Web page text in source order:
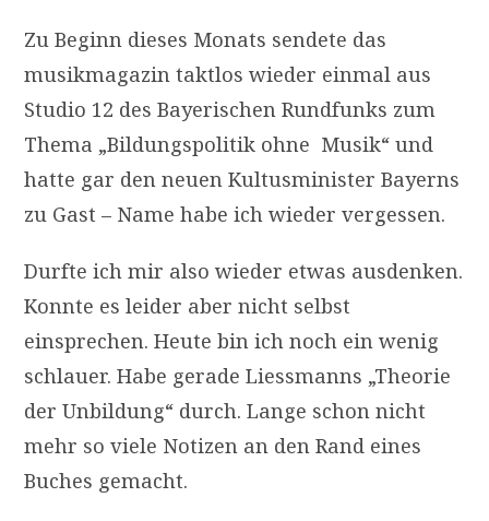
Zu Beginn dieses Monats sendete das
musikmagazin taktlos wieder einmal aus
Studio 12 des Bayerischen Rundfunks zum
Thema „Bildungspolitik ohne Musik“ und
hatte gar den neuen Kultusminister Bayerns
zu Gast – Name habe ich wieder vergessen.
Durfte ich mir also wieder etwas ausdenken.
Konnte es leider aber nicht selbst
einsprechen. Heute bin ich noch ein wenig
schlauer. Habe gerade Liessmanns „Theorie
der Unbildung“ durch. Lange schon nicht
mehr so viele Notizen an den Rand eines
Buches gemacht.